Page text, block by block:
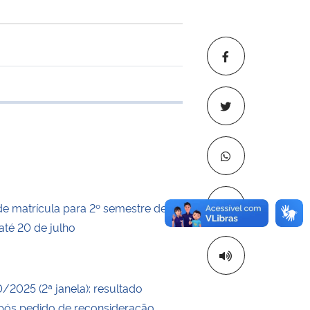
Copiar para
transferência
matrícula para 2º semestre de
20 de julho
2025 (2ª janela): resultado
pedido de reconsideração